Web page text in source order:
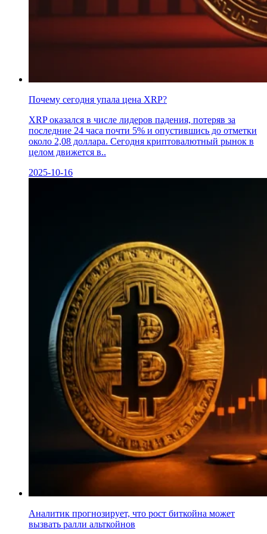
Почему сегодня упала цена XRP?
XRP оказался в числе лидеров падения, потеряв за
последние 24 часа почти 5% и опустившись до отметки
около 2,08 доллара. Сегодня криптовалютный рынок в
целом движется в..
2025-10-16
Аналитик прогнозирует, что рост биткойна может
вызвать ралли альткойнов